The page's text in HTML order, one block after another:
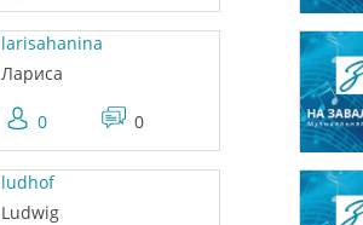
larisahanina
Лариса
0 0
ludhof
Ludwig